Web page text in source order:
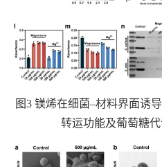
图3 镁烯在细菌–材料界面诱
转运功能及葡萄糖